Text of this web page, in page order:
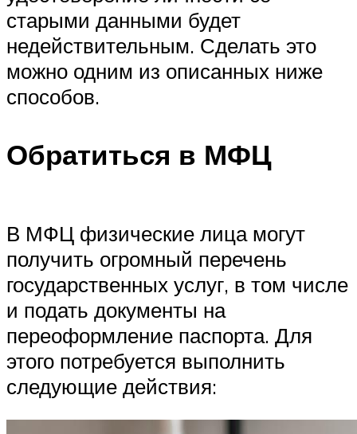
старыми данными будет
недействительным. Сделать это
можно одним из описанных ниже
способов.
Обратиться в МФЦ
В МФЦ физические лица могут
получить огромный перечень
государственных услуг, в том числе
и подать документы на
переоформление паспорта. Для
этого потребуется выполнить
следующие действия: